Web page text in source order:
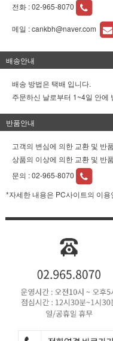
전화 :02-965-8070
메일 :cankbh@naver.com
배송안내
배송 방법은 택배 입니다.
주문하신 날로부터 1~4일 안에
반품안내
고객의 변심에 의한 교환 및 반
상품의 이상에 의한 교환 및 반
문의 :02-965-8070
*자세한 내용은 PC사이트의 이